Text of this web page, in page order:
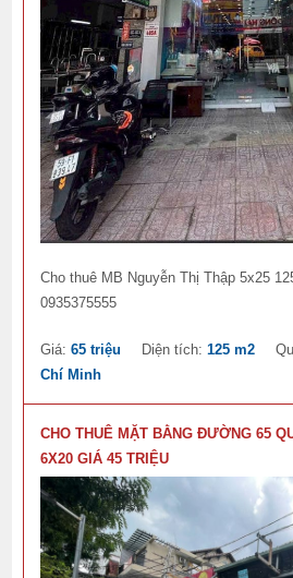
Cho thuê MB Nguyễn Thị Thập 5x25
0935375555
Giá:65 triệu Diện tích:125 m2
Chí Minh
CHO THUÊ MẶT BẰNG ĐƯỜNG 65
6X20 GIÁ 45 TRIỆU